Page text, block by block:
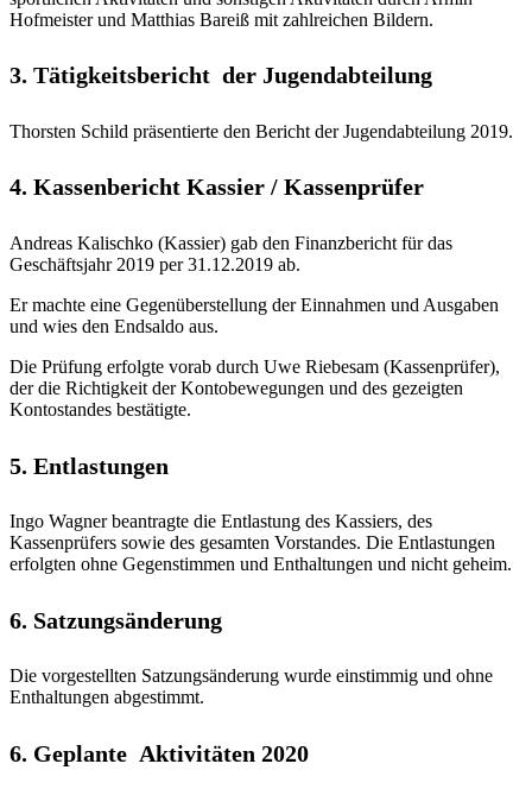
Hofmeister und Matthias Bareiß mit zahlreichen Bildern.
3. Tätigkeitsbericht der Jugendabteilung
Thorsten Schild präsentierte den Bericht der Jugendabteilung 2019.
4. Kassenbericht Kassier / Kassenprüfer
Andreas Kalischko (Kassier) gab den Finanzbericht für das
Geschäftsjahr 2019 per 31.12.2019 ab.
Er machte eine Gegenüberstellung der Einnahmen und Ausgaben
und wies den Endsaldo aus.
Die Prüfung erfolgte vorab durch Uwe Riebesam (Kassenprüfer),
der die Richtigkeit der Kontobewegungen und des gezeigten
Kontostandes bestätigte.
5. Entlastungen
Ingo Wagner beantragte die Entlastung des Kassiers, des
Kassenprüfers sowie des gesamten Vorstandes. Die Entlastungen
erfolgten ohne Gegenstimmen und Enthaltungen und nicht geheim.
6. Satzungsänderung
Die vorgestellten Satzungsänderung wurde einstimmig und ohne
Enthaltungen abgestimmt.
6. Geplante Aktivitäten 2020